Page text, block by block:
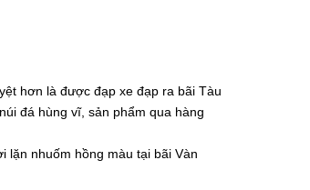
hơn là được đạp xe đạp ra bãi Tàu
đá hùng vĩ, sản phẩm qua hàng
lặn nhuốm hồng màu tại bãi Vàn